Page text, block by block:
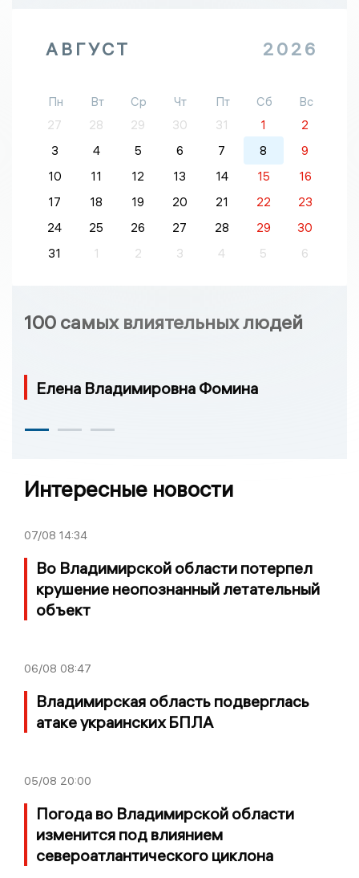
АВГУСТ 2026
Пн Вт Ср Чт Пт Сб
Вс
27
28 29 30 31 1
2
3
4 5 6 7 8
9
10
11 12 13 14 15
16
17
18 19 20 21 22
23
24
25 26 27 28 29
30
31
1 2 3 4 5 6
100 самых влиятельных людей
Елена Владимировна Фомина
Интересные новости
07/08 14:34
Во Владимирской области потерпел
крушение неопознанный летательный
объект
06/08 08:47
Владимирская область подверглась
атаке украинских БПЛА
05/08 20:00
Погода во Владимирской области
изменится под влиянием
североатлантического циклона